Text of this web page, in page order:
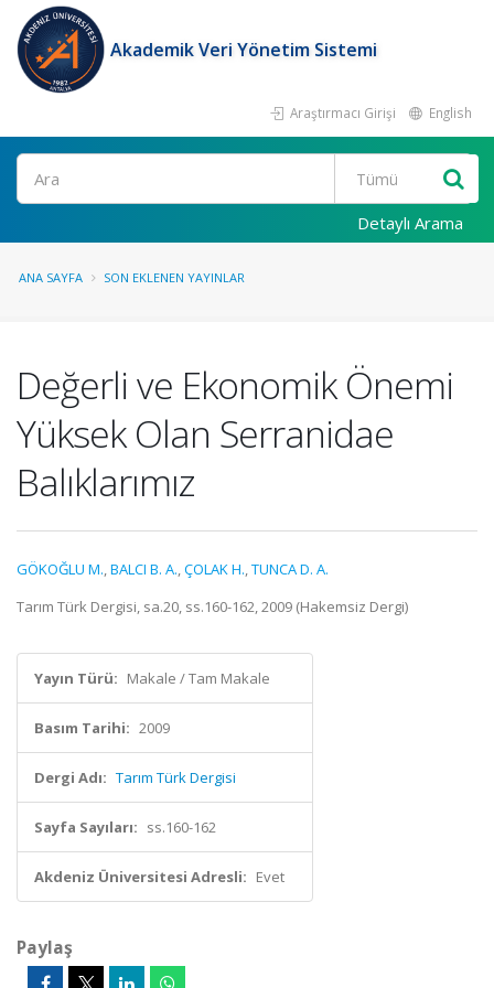
Akademik Veri Yönetim Sistemi
Araştırmacı Girişi English
Ara
Detaylı Arama
ANA SAYFA SON EKLENEN YAYINLAR
Değerli ve Ekonomik Önemi
Yüksek Olan Serranidae
Balıklarımız
GÖKOĞLU M.,BALCI B. A.,ÇOLAK H.,TUNCA D. A.
Tarım Türk Dergisi, sa.20, ss.160-162, 2009 (Hakemsiz Dergi)
Yayın Türü: Makale / Tam Makale
Basım Tarihi: 2009
Dergi Adı: Tarım Türk Dergisi
Sayfa Sayıları: ss.160-162
Akdeniz Üniversitesi Adresli: Evet
Paylaş